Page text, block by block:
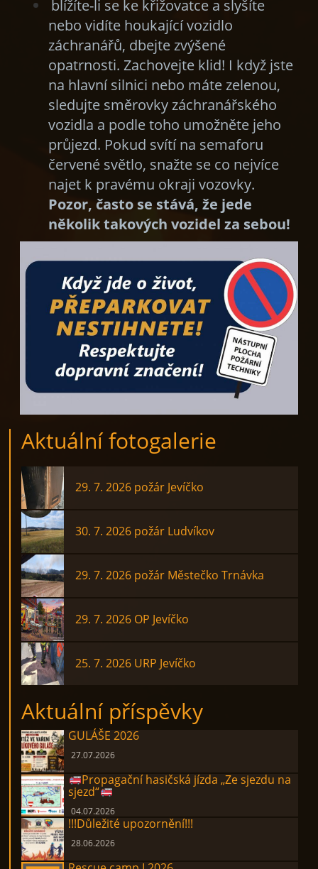
blížíte-li se ke křižovatce a slyšíte
nebo vidíte houkající vozidlo
záchranářů, dbejte zvýšené
opatrnosti. Zachovejte klid! I když jste
na hlavní silnici nebo máte zelenou,
sledujte směrovky záchranářského
vozidla a podle toho umožněte jeho
průjezd. Pokud svítí na semaforu
červené světlo, snažte se co nejvíce
najet k pravému okraji vozovky.
Pozor, často se stává, že jede
několik takových vozidel za sebou!
Aktuální fotogalerie
29. 7. 2026 požár Jevíčko
30. 7. 2026 požár Ludvíkov
29. 7. 2026 požár Městečko Trnávka
29. 7. 2026 OP Jevíčko
25. 7. 2026 URP Jevíčko
Aktuální příspěvky
GULÁŠE 2026
27.07.2026
Propagační hasičská jízda „Ze sjezdu na
sjezd“
04.07.2026
!!!Důležité upozornění!!!
28.06.2026